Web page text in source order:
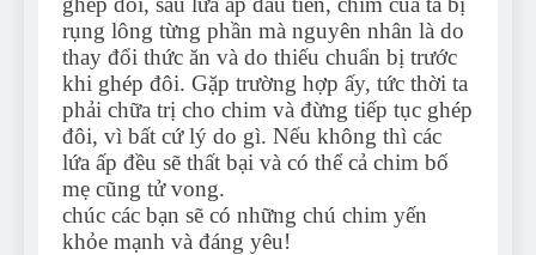
rụng lông từng phần mà nguyên nhân là do
thay đổi thức ăn và do thiếu chuẩn bị trước
khi ghép đôi. Gặp trường hợp ấy, tức thời ta
phải chữa trị cho chim và đừng tiếp tục ghép
đôi, vì bất cứ lý do gì. Nếu không thì các
lứa ấp đều sẽ thất bại và có thể cả chim bố
mẹ cũng tử vong.
chúc các bạn sẽ có những chú chim yến
khỏe mạnh và đáng yêu!